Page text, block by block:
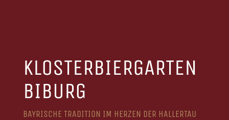
KLOSTERBIERGARTEN
BIBURG
BAYRISCHE TRADITION IM HERZEN DER HALLERTAU